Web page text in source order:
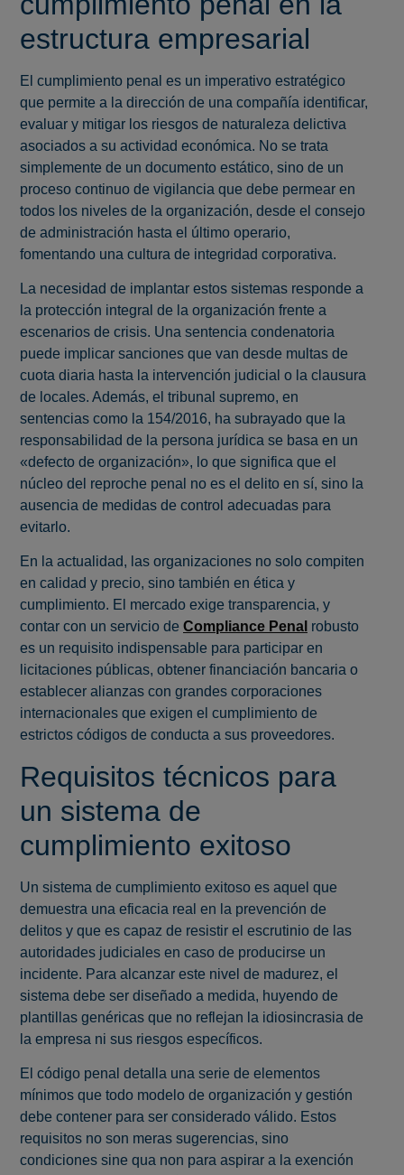
estructura empresarial
El cumplimiento penal es un imperativo estratégico
que permite a la dirección de una compañía identificar,
evaluar y mitigar los riesgos de naturaleza delictiva
asociados a su actividad económica. No se trata
simplemente de un documento estático, sino de un
proceso continuo de vigilancia que debe permear en
todos los niveles de la organización, desde el consejo
de administración hasta el último operario,
fomentando una cultura de integridad corporativa.
La necesidad de implantar estos sistemas responde a
la protección integral de la organización frente a
escenarios de crisis. Una sentencia condenatoria
puede implicar sanciones que van desde multas de
cuota diaria hasta la intervención judicial o la clausura
de locales. Además, el tribunal supremo, en
sentencias como la 154/2016, ha subrayado que la
responsabilidad de la persona jurídica se basa en un
«defecto de organización», lo que significa que el
núcleo del reproche penal no es el delito en sí, sino la
ausencia de medidas de control adecuadas para
evitarlo.
En la actualidad, las organizaciones no solo compiten
en calidad y precio, sino también en ética y
cumplimiento. El mercado exige transparencia, y
contar con un servicio de Compliance Penal robusto
es un requisito indispensable para participar en
licitaciones públicas, obtener financiación bancaria o
establecer alianzas con grandes corporaciones
internacionales que exigen el cumplimiento de
estrictos códigos de conducta a sus proveedores.
Requisitos técnicos para
un sistema de
cumplimiento exitoso
Un sistema de cumplimiento exitoso es aquel que
demuestra una eficacia real en la prevención de
delitos y que es capaz de resistir el escrutinio de las
autoridades judiciales en caso de producirse un
incidente. Para alcanzar este nivel de madurez, el
sistema debe ser diseñado a medida, huyendo de
plantillas genéricas que no reflejan la idiosincrasia de
la empresa ni sus riesgos específicos.
El código penal detalla una serie de elementos
mínimos que todo modelo de organización y gestión
debe contener para ser considerado válido. Estos
requisitos no son meras sugerencias, sino
condiciones sine qua non para aspirar a la exención